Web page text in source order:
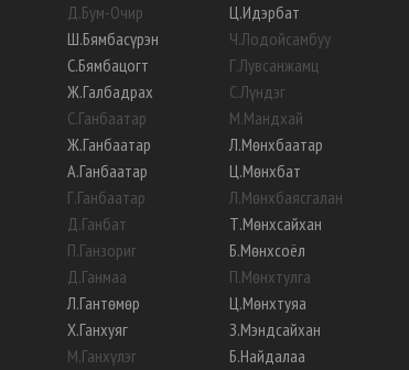
Д.Бум-Очир
Ш.Бямбасүрэн
С.Бямбацогт
Ж.Галбадрах
С.Ганбаатар
Ж.Ганбаатар
А.Ганбаатар
Г.Ганбаатар
Д.Ганбат
П.Ганзориг
Д.Ганмаа
Л.Гантөмөр
Х.Ганхуяг
М.Ганхүлэг
Ц.Идэрбат
Ч.Лодойсамбуу
Г.Лувсанжамц
С.Лүндэг
М.Мандхай
Л.Мөнхбаатар
Ц.Мөнхбат
Л.Мөнхбаясгалан
Т.Мөнхсайхан
Б.Мөнхсоёл
П.Мөнхтулга
Ц.Мөнхтуяа
З.Мэндсайхан
Б.Найдалаа